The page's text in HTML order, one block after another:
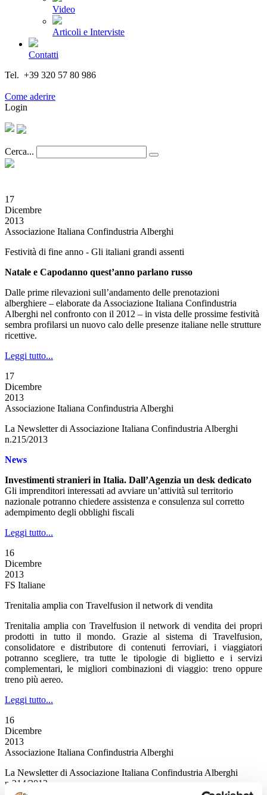
Video
Articoli e Interviste
Contatti
Tel. +39 320 57 80 986
Come aderire
Login
Cerca...
17
Dicembre
2013
Associazione Italiana Confindustria Alberghi
Festività di fine anno - Gli italiani grandi assenti
Natale e Capodanno quest’anno parlano russo
Dalle prime rilevazioni sull’andamento delle prenotazioni
alberghiere – elaborate da Associazione Italiana Confindustria
Alberghi nel confronto con il 2012 – in vista delle prossime festività
sembra profilarsi un nuovo calo delle presenze italiane nelle strutture
ricettive.
Leggi tutto...
17
Dicembre
2013
Associazione Italiana Confindustria Alberghi
La Newsletter di Associazione Italiana Confindustria Alberghi
n.215/2013
News
Investimenti stranieri in Italia. Dall’Agenzia un desk dedicato
Gli imprenditori interessati ad avviare un’attività sul territorio
nazionale potranno chiedere assistenza e consulenza sul corretto
adempimento degli obblighi fiscali
Leggi tutto...
16
Dicembre
2013
FS Italiane
Trenitalia amplia con Travelfusion il network di vendita
Trenitalia amplia con Travelfusion il network di vendita dei propri
prodotti in tutto il mondo. Grazie al sistema di Travelfusion,
consolidatore e distributore di contenuti ferroviari, i viaggiatori
potranno scegliere, tra tutte le tipologie di biglietto e i servizi
complementari, le migliori combinazioni di viaggio: treno oppure
treno più aereo.
Leggi tutto...
16
Dicembre
2013
Associazione Italiana Confindustria Alberghi
La Newsletter di Associazione Italiana Confindustria Alberghi
n.214/2013